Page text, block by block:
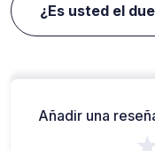
¿Es usted el
Añadir una